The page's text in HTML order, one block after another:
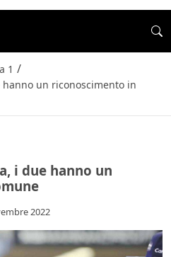
1 /
un riconoscimento in
i due hanno un
2022